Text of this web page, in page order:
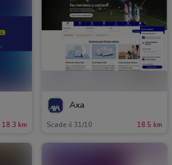
18.3 km
Axa
Scade il 31/10 18.5 km